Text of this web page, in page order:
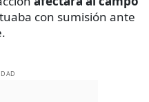
con sumisión ante